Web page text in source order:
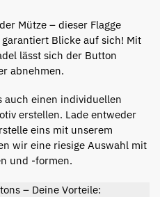
Mütze – dieser Flagge
Blicke auf sich! Mit
lässt sich der Button
abnehmen.
auch einen individuellen
erstellen. Lade entweder
eins mit unserem
wir eine riesige Auswahl mit
und -formen.
– Deine Vorteile: